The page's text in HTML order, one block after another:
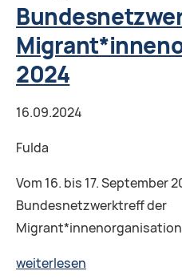
2024
16.09.2024
Fulda
Vom 16. bis 17. September
Bundesnetzwerktreff der
weiterlesen